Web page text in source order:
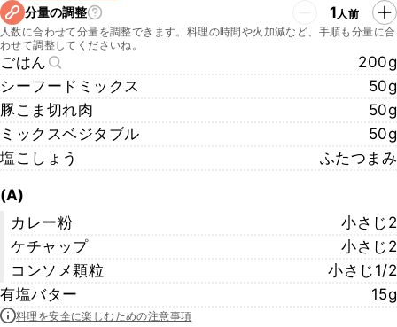
分量の調整 1人前
人数に合わせて分量を調整できます。料理の時間や火加減など、手順も分量に合
わせて調整してくださいね。
ごはん
200g
シーフードミックス
50g
豚こま切れ肉
50g
ミックスベジタブル
50g
塩こしょう
ふたつまみ
(A)
カレー粉
小さじ2
ケチャップ
小さじ2
コンソメ顆粒
小さじ1/2
有塩バター
15g
料理を安全に楽しむための注意事項